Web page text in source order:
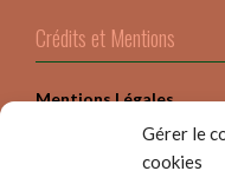
Gérer le
cookies
Crédits et Mentions
Mentions Légales